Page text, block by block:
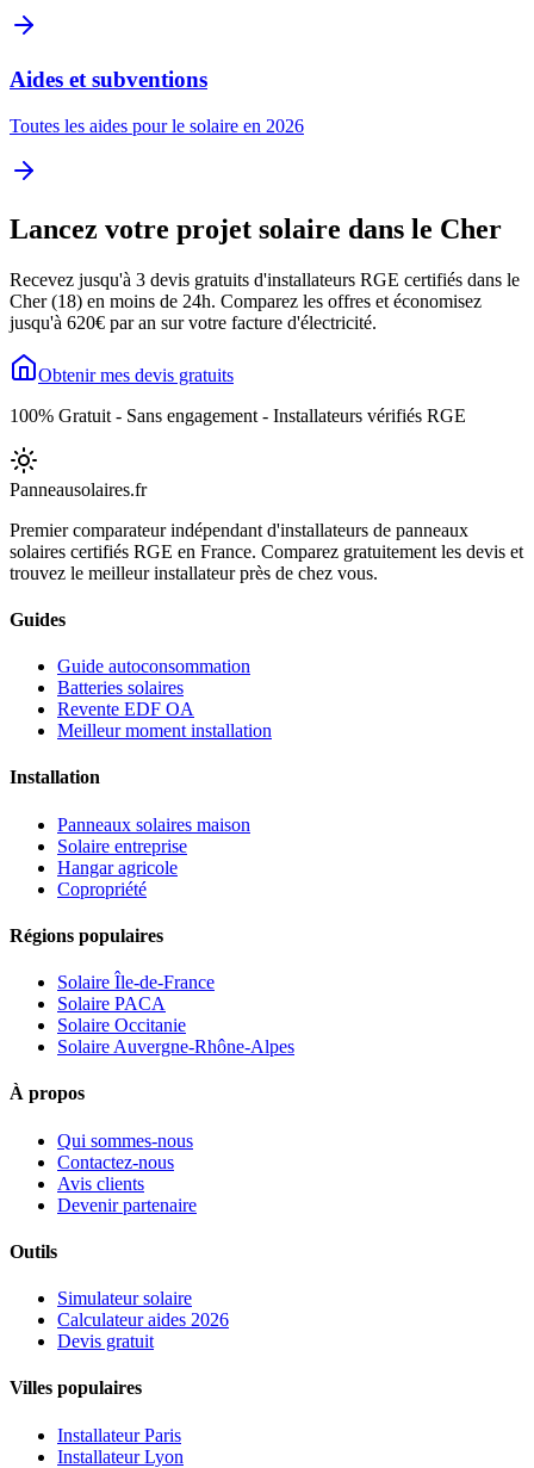
Aides et subventions
Toutes les aides pour le solaire en 2026
Lancez votre projet solaire dans le Cher
Recevez jusqu'à 3 devis gratuits d'installateurs RGE certifiés dans le
Cher(18) en moins de 24h. Comparez les offres et économisez
jusqu'à 620€ par an sur votre facture d'électricité.
Obtenir mes devis gratuits
100% Gratuit - Sans engagement - Installateurs vérifiés RGE
Panneausolaires.fr
Premier comparateur indépendant d'installateurs de panneaux
solaires certifiés RGE en France. Comparez gratuitement les devis et
trouvez le meilleur installateur près de chez vous.
Guides
Guide autoconsommation
Batteries solaires
Revente EDF OA
Meilleur moment installation
Installation
Panneaux solaires maison
Solaire entreprise
Hangar agricole
Copropriété
Régions populaires
Solaire Île-de-France
Solaire PACA
Solaire Occitanie
Solaire Auvergne-Rhône-Alpes
À propos
Qui sommes-nous
Contactez-nous
Avis clients
Devenir partenaire
Outils
Simulateur solaire
Calculateur aides 2026
Devis gratuit
Villes populaires
Installateur Paris
Installateur Lyon